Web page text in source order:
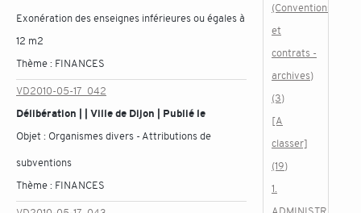
Exonération des enseignes inférieures ou égales à
12 m2
Thème : FINANCES
VD2010-05-17_042
Délibération | | Ville de Dijon | Publié le
Objet : Organismes divers - Attributions de
subventions
Thème : FINANCES
(Conventions
et
contrats -
archives)
(3)
[A
classer]
(19)
1.